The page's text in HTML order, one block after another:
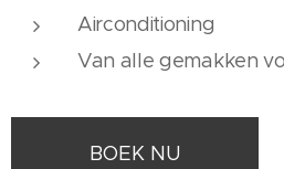
Airconditioning
Van alle gemakken
BOEK NU